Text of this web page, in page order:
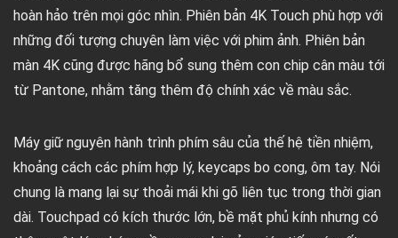
hoàn hảo trên mọi góc nhìn. Phiên bản 4K Touch phù hợp với
những đối tượng chuyên làm việc với phim ảnh. Phiên bản
màn 4K cũng được hãng bổ sung thêm con chip cân màu tới
từ Pantone, nhằm tăng thêm độ chính xác về màu sắc.
Máy giữ nguyên hành trình phím sâu của thế hệ tiền nhiệm,
khoảng cách các phím hợp lý, keycaps bo cong, ôm tay. Nói
chung là mang lại sự thoải mái khi gõ liên tục trong thời gian
dài. Touchpad có kích thước lớn, bề mặt phủ kính nhưng có